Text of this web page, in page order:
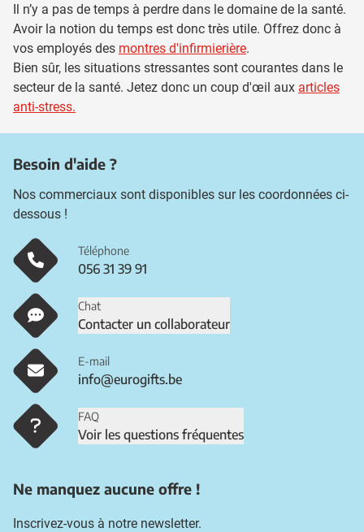
Il n’y a pas de temps à perdre dans le domaine de la santé.
Avoir la notion du temps est donc très utile. Offrez donc à
vos employés des montres d'infirmierière.
Bien sûr, les situations stressantes sont courantes dans le
secteur de la santé. Jetez donc un coup d'œil aux articles
anti-stress.
Besoin d'aide ?
Nos commerciaux sont disponibles sur les coordonnées ci-
dessous !
Téléphone
056 31 39 91
Chat
Contacter un collaborateur
E-mail
info@eurogifts.be
FAQ
Voir les questions fréquentes
Ne manquez aucune offre !
Inscrivez-vous à notre newsletter.